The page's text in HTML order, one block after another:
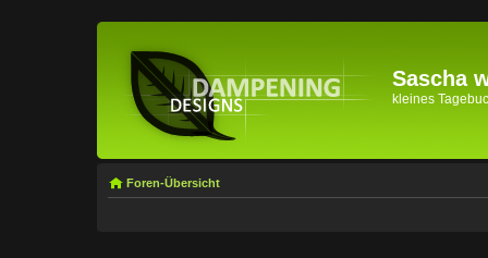
Sascha
kleines
Foren-Übersicht